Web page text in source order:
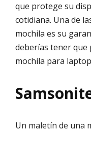
que protege su
cotidiana. Una de
mochila es su
deberías tener
mochila para
Un maletín de una